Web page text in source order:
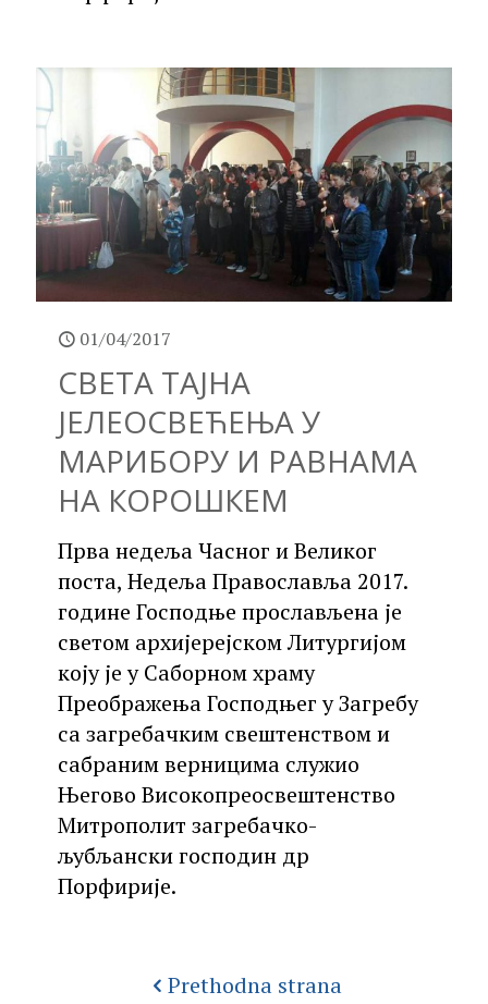
01/04/2017
СВЕТА ТАЈНА
ЈЕЛЕОСВЕЋЕЊА У
МАРИБОРУ И РАВНАМА
НА КОРОШКЕМ
Прва недеља Часног и Великог
поста, Недеља Православља 2017.
године Господње прослављена је
светом архијерејском Литургијом
коју је у Саборном храму
Преображења Господњег у Загребу
са загребачким свештенством и
сабраним верницима служио
Његово Високопреосвештенство
Митрополит загребачко-
љубљански господин др
Порфирије.
Prethodna strana